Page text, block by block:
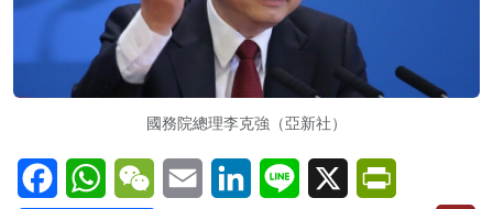
國務院總理李克強（亞新社）
FacebookWhatsAppWeChatEmail LinkedInLine X